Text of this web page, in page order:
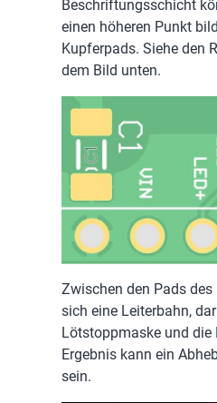
Beschriftungsschicht
einen höheren Punkt
Kupferpads. Siehe den
dem Bild unten.
Zwischen den Pads
sich eine Leiterbahn,
Lötstoppmaske und die
Ergebnis kann ein
sein.